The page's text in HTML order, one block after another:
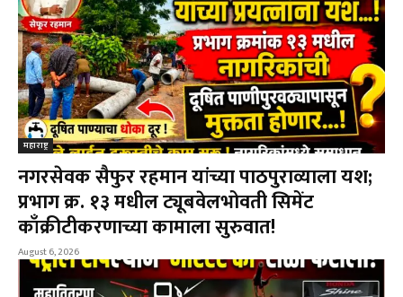
महाराष्ट्र
नगरसेवक सैफुर रहमान यांच्या पाठपुराव्याला यश;
प्रभाग क्र. १३ मधील ट्यूबवेलभोवती सिमेंट
काँक्रीटीकरणाच्या कामाला सुरुवात!
August 6, 2026